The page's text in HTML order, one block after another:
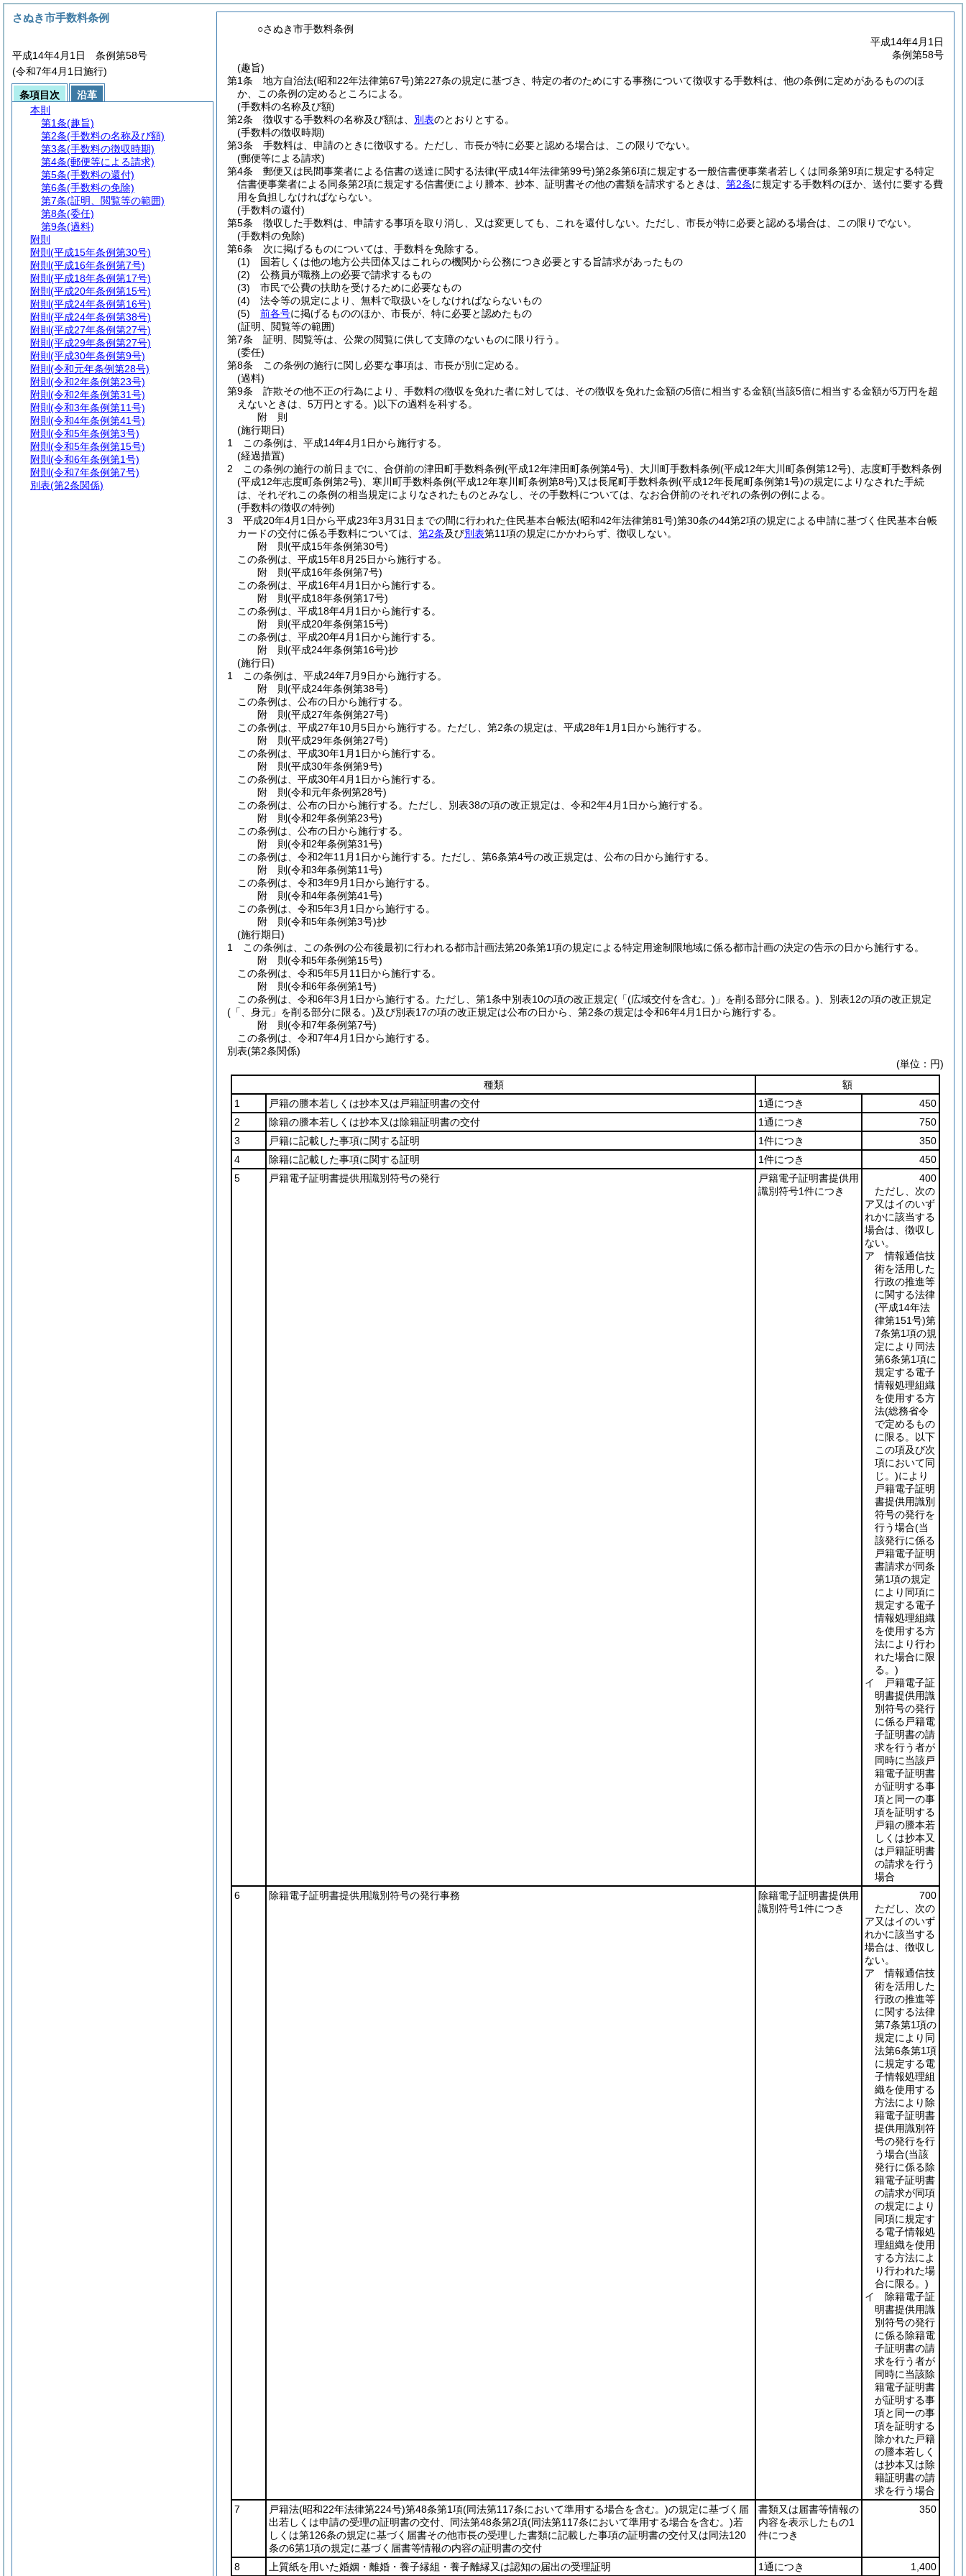
○さぬき市手数料条例
平成14年4月1日
条例第58号
(趣旨)
第1条
地方自治法(昭和22年法律第67号)第227条の規定に基づき、特定の者のためにする事務について徴収する手数料は、他の条例に定めがあるもののほ
か、この条例の定めるところによる。
(手数料の名称及び額)
第2条
徴収する手数料の名称及び額は、 別表のとおりとする。
(手数料の徴収時期)
第3条
手数料は、申請のときに徴収する。 ただし、市長が特に必要と認める場合は、この限りでない。
(郵便等による請求)
第4条
郵便又は民間事業者による信書の送達に関する法律(平成14年法律第99号)第2条第6項に規定する一般信書便事業者若しくは同条第9項に規定する特定
信書便事業者による同条第2項に規定する信書便により謄本、抄本、証明書その他の書類を請求するときは、 第2条に規定する手数料のほか、送付に要する費
用を負担しなければならない。
(手数料の還付)
第5条
徴収した手数料は、申請する事項を取り消し、又は変更しても、これを還付しない。 ただし、市長が特に必要と認める場合は、この限りでない。
(手数料の免除)
第6条
次に掲げるものについては、手数料を免除する。
(1)
国若しくは他の地方公共団体又はこれらの機関から公務につき必要とする旨請求があったもの
(2)
公務員が職務上の必要で請求するもの
(3)
市民で公費の扶助を受けるために必要なもの
(4)
法令等の規定により、無料で取扱いをしなければならないもの
(5)
前各号に掲げるもののほか、市長が、特に必要と認めたもの
(証明、閲覧等の範囲)
第7条
証明、閲覧等は、公衆の閲覧に供して支障のないものに限り行う。
(委任)
第8条
この条例の施行に関し必要な事項は、市長が別に定める。
(過料)
第9条
詐欺その他不正の行為により、手数料の徴収を免れた者に対しては、その徴収を免れた金額の5倍に相当する金額(当該5倍に相当する金額が5万円を超
えないときは、5万円とする。)以下の過料を科する。
附 則
(施行期日)
1
この条例は、平成14年4月1日から施行する。
(経過措置)
2
この条例の施行の前日までに、合併前の津田町手数料条例(平成12年津田町条例第4号) 、大川町手数料条例(平成12年大川町条例第12号) 、志度町手数料条例
(平成12年志度町条例第2号) 、寒川町手数料条例(平成12年寒川町条例第8号)又は長尾町手数料条例(平成12年長尾町条例第1号)の規定によりなされた手続
は、それぞれこの条例の相当規定によりなされたものとみなし、その手数料については、なお合併前のそれぞれの条例の例による。
(手数料の徴収の特例)
3
平成20年4月1日から平成23年3月31日までの間に行われた住民基本台帳法(昭和42年法律第81号)第30条の44第2項の規定による申請に基づく住民基本台帳
カードの交付に係る手数料については、 第2条及び別表第11項の規定にかかわらず、徴収しない。
附 則(平成15年条例第30号)
この条例は、平成15年8月25日から施行する。
附 則(平成16年条例第7号)
この条例は、平成16年4月1日から施行する。
附 則(平成18年条例第17号)
この条例は、平成18年4月1日から施行する。
附 則(平成20年条例第15号)
この条例は、平成20年4月1日から施行する。
附 則(平成24年条例第16号)抄
(施行日)
1
この条例は、平成24年7月9日から施行する。
附 則(平成24年条例第38号)
この条例は、公布の日から施行する。
附 則(平成27年条例第27号)
この条例は、平成27年10月5日から施行する。 ただし、第2条の規定は、平成28年1月1日から施行する。
附 則(平成29年条例第27号)
この条例は、平成30年1月1日から施行する。
附 則(平成30年条例第9号)
この条例は、平成30年4月1日から施行する。
附 則(令和元年条例第28号)
この条例は、公布の日から施行する。 ただし、別表38の項の改正規定は、令和2年4月1日から施行する。
附 則(令和2年条例第23号)
この条例は、公布の日から施行する。
附 則(令和2年条例第31号)
この条例は、令和2年11月1日から施行する。 ただし、第6条第4号の改正規定は、公布の日から施行する。
附 則(令和3年条例第11号)
この条例は、令和3年9月1日から施行する。
附 則(令和4年条例第41号)
この条例は、令和5年3月1日から施行する。
附 則(令和5年条例第3号)抄
(施行期日)
1
この条例は、この条例の公布後最初に行われる都市計画法第20条第1項の規定による特定用途制限地域に係る都市計画の決定の告示の日から施行する。
附 則(令和5年条例第15号)
この条例は、令和5年5月11日から施行する。
附 則(令和6年条例第1号)
この条例は、令和6年3月1日から施行する。 ただし、第1条中別表10の項の改正規定(「(広域交付を含む。) 」を削る部分に限る。) 、別表12の項の改正規定
(「、身元」を削る部分に限る。)及び別表17の項の改正規定は公布の日から、第2条の規定は令和6年4月1日から施行する。
附 則(令和7年条例第7号)
この条例は、令和7年4月1日から施行する。
別表(第2条関係)
(単位：円)
種類
額
1
戸籍の謄本若しくは抄本又は戸籍証明書の交付 1通につき
450
2
除籍の謄本若しくは抄本又は除籍証明書の交付 1通につき
750
3
戸籍に記載した事項に関する証明 1件につき
350
4
除籍に記載した事項に関する証明 1件につき
450
5
戸籍電子証明書提供用識別符号の発行
戸籍電子証明書提供用
識別符号1件につき
400
ただし、次の
ア又はイのいず
れかに該当する
場合は、徴収し
ない。
ア 情報通信技
術を活用した
行政の推進等
に関する法律
(平成14年法
律第151号)第
7条第1項の規
定により同法
第6条第1項に
規定する電子
情報処理組織
を使用する方
法(総務省令
で定めるもの
に限る。以下
この項及び次
項において同
じ。)により
戸籍電子証明
書提供用識別
符号の発行を
行う場合(当
該発行に係る
戸籍電子証明
書請求が同条
第1項の規定
により同項に
規定する電子
情報処理組織
を使用する方
法により行わ
れた場合に限
る。)
イ 戸籍電子証
明書提供用識
別符号の発行
に係る戸籍電
子証明書の請
求を行う者が
同時に当該戸
籍電子証明書
が証明する事
項と同一の事
項を証明する
戸籍の謄本若
しくは抄本又
は戸籍証明書
の請求を行う
場合
6
除籍電子証明書提供用識別符号の発行事務
除籍電子証明書提供用
識別符号1件につき
700
ただし、次の
ア又はイのいず
れかに該当する
場合は、徴収し
ない。
ア 情報通信技
術を活用した
行政の推進等
に関する法律
第7条第1項の
規定により同
法第6条第1項
に規定する電
子情報処理組
織を使用する
方法により除
籍電子証明書
提供用識別符
号の発行を行
う場合(当該
発行に係る除
籍電子証明書
の請求が同項
の規定により
同項に規定す
る電子情報処
理組織を使用
する方法によ
り行われた場
合に限る。)
イ 除籍電子証
明書提供用識
別符号の発行
に係る除籍電
子証明書の請
求を行う者が
同時に当該除
籍電子証明書
が証明する事
項と同一の事
項を証明する
除かれた戸籍
の謄本若しく
は抄本又は除
籍証明書の請
求を行う場合
7
戸籍法(昭和22年法律第224号)第48条第1項(同法第117条において準用する場合を含む。)の規定に基づく届
出若しくは申請の受理の証明書の交付、同法第48条第2項(同法第117条において準用する場合を含む。)若
しくは第126条の規定に基づく届書その他市長の受理した書類に記載した事項の証明書の交付又は同法120
条の6第1項の規定に基づく届書等情報の内容の証明書の交付
書類又は届書等情報の
内容を表示したもの1
件につき
350
8 上質紙を用いた婚姻・離婚・養子縁組・養子離縁又は認知の届出の受理証明 1通につき 1,400
さぬき市手数料条例
平成14年4月1日 条例第58号
(令和7年4月1日施行)
条項目次
沿革
本則
第1条(趣旨)
第2条(手数料の名称及び額)
第3条(手数料の徴収時期)
第4条(郵便等による請求)
第5条(手数料の還付)
第6条(手数料の免除)
第7条(証明、閲覧等の範囲)
第8条(委任)
第9条(過料)
附則
附則 (平成15年条例第30号)
附則 (平成16年条例第7号)
附則 (平成18年条例第17号)
附則 (平成20年条例第15号)
附則 (平成24年条例第16号)
附則 (平成24年条例第38号)
附則 (平成27年条例第27号)
附則 (平成29年条例第27号)
附則 (平成30年条例第9号)
附則 (令和元年条例第28号)
附則 (令和2年条例第23号)
附則 (令和2年条例第31号)
附則 (令和3年条例第11号)
附則 (令和4年条例第41号)
附則 (令和5年条例第3号)
附則 (令和5年条例第15号)
附則 (令和6年条例第1号)
附則 (令和7年条例第7号)
別表(第2条関係)